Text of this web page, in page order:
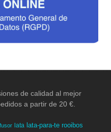
de calidad al mejor
a partir de 20 €.
lata lata-para-te rooibos